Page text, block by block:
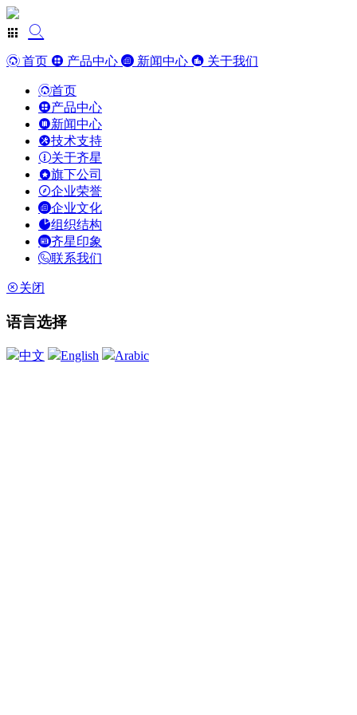
首页 产品中心 新闻中心 关于我们
首页
产品中心
新闻中心
技术支持
关于齐星
旗下公司
企业荣誉
企业文化
组织结构
齐星印象
联系我们
关闭
语言选择
中文 English Arabic